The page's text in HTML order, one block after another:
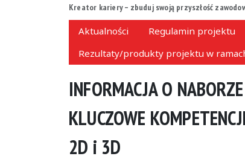
Kreator kariery – zbuduj swoją przyszłość
Aktualności Regulamin projektu
Rezultaty/produkty projektu w
INFORMACJA O
KLUCZOWE
2D i 3D